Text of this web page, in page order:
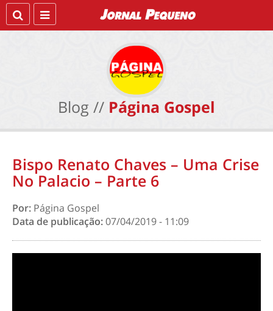
Blog // Página Gospel
Bispo Renato Chaves – Uma Crise
No Palacio – Parte 6
Por: Página Gospel
Data de publicação:07/04/2019 - 11:09